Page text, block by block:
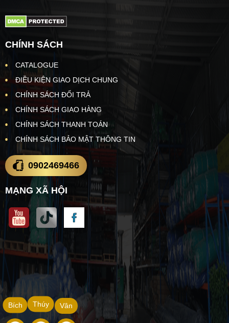
CHÍNH SÁCH
CATALOGUE
ĐIỀU KIỆN GIAO DỊCH CHUNG
CHÍNH SÁCH ĐỔI TRẢ
CHÍNH SÁCH GIAO HÀNG
CHÍNH SÁCH THANH TOÁN
CHÍNH SÁCH BẢO MẬT THÔNG TIN
0902469466
MẠNG XÃ HỘI
Vân
Thúy
Bích